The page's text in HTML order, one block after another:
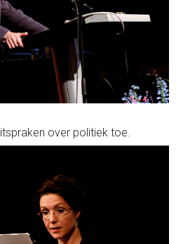
over politiek toe.